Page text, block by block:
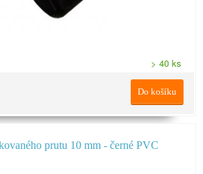
> 40 ks
Do košíku
prutu 10 mm - černé PVC